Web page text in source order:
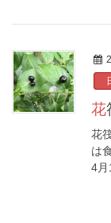
花
は
4